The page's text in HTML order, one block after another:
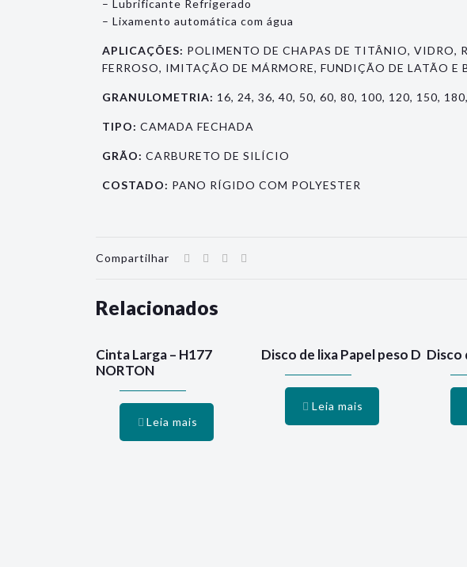
– Lubrificante Refrigerado
– Lixamento automática com água
APLICAÇÕES: POLIMENTO DE CHAPAS DE TITÂNIO, VIDRO,
FERROSO, IMITAÇÃO DE MÁRMORE, FUNDIÇÃO DE LATÃO E
GRANULOMETRIA: 16, 24, 36, 40, 50, 60, 80, 100, 120, 150,
TIPO: CAMADA FECHADA
GRÃO: CARBURETO DE SILÍCIO
COSTADO: PANO RÍGIDO COM POLYESTER
Compartilhar
Relacionados
Cinta Larga – H177
NORTON
Leia mais
Disco de lixa Papel peso D
Leia mais
Disco